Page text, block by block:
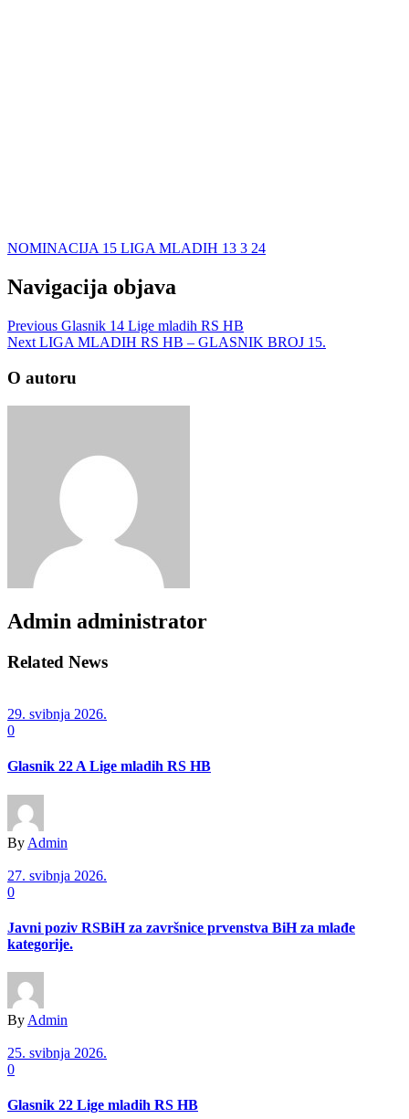
NOMINACIJA 15 LIGA MLADIH 13 3 24
Navigacija objava
Previous Glasnik 14 Lige mladih RS HB
Next LIGA MLADIH RS HB – GLASNIK BROJ 15.
O autoru
Admin administrator
Related News
29. svibnja 2026.
0
Glasnik 22 A Lige mladih RS HB
By Admin
27. svibnja 2026.
0
Javni poziv RSBiH za završnice prvenstva BiH za mlađe
kategorije.
By Admin
25. svibnja 2026.
0
Glasnik 22 Lige mladih RS HB